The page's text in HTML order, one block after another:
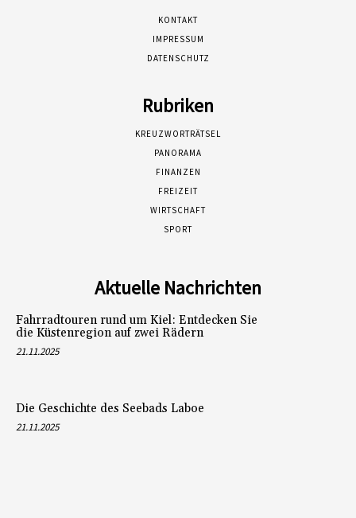
KONTAKT
IMPRESSUM
DATENSCHUTZ
Rubriken
KREUZWORTRÄTSEL
PANORAMA
FINANZEN
FREIZEIT
WIRTSCHAFT
SPORT
Aktuelle Nachrichten
Fahrradtouren rund um Kiel: Entdecken Sie
die Küstenregion auf zwei Rädern
21.11.2025
Die Geschichte des Seebads Laboe
21.11.2025